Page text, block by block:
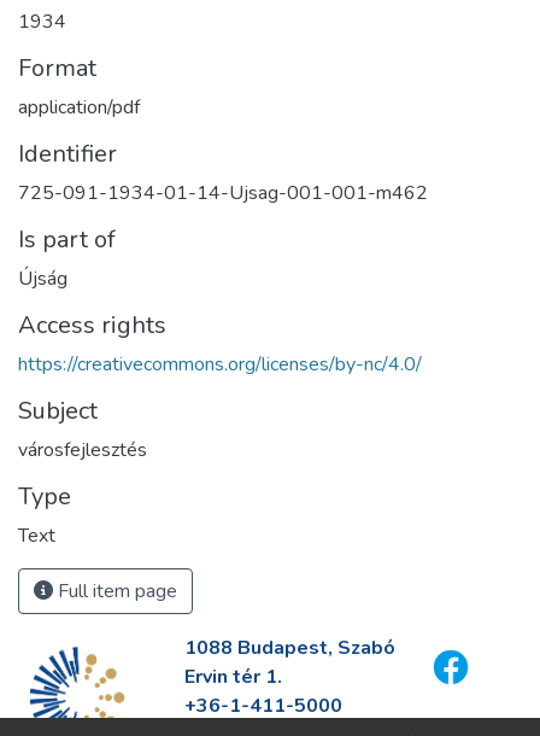
1934
Format
application/pdf
Identifier
725-091-1934-01-14-Ujsag-001-001-m462
Is part of
Újság
Access rights
https://creativecommons.org/licenses/by-nc/4.0/
Subject
városfejlesztés
Type
Text
Full item page
1088 Budapest, Szabó
Ervin tér 1.
+36-1-411-5000